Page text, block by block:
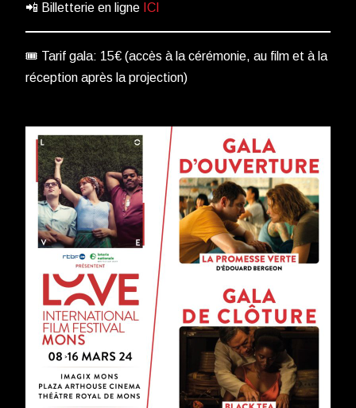
📲 Billetterie en ligne ICI
🎟 Tarif gala: 15€ (accès à la cérémonie, au film et à la
réception après la projection)